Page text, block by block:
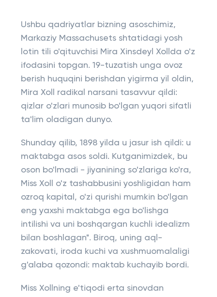
Ushbu qadriyatlar bizning asoschimiz,
Markaziy Massachusets shtatidagi yosh
lotin tili o'qituvchisi Mira Xinsdeyl Xollda o'z
ifodasini topgan. 19-tuzatish unga ovoz
berish huquqini berishdan yigirma yil oldin,
Mira Xoll radikal narsani tasavvur qildi:
qizlar o'zlari munosib bo'lgan yuqori sifatli
ta'lim oladigan dunyo.
Shunday qilib, 1898 yilda u jasur ish qildi: u
maktabga asos soldi. Kutganimizdek, bu
oson bo'lmadi - jiyanining so'zlariga ko'ra,
Miss Xoll o'z tashabbusini yoshligidan ham
ozroq kapital, o'zi qurishi mumkin bo'lgan
eng yaxshi maktabga ega bo'lishga
intilishi va uni boshqargan kuchli idealizm
bilan boshlagan". Biroq, uning aql-
zakovati, iroda kuchi va xushmuomalaligi
g'alaba qozondi: maktab kuchayib bordi.
Miss Xollning e'tiqodi erta sinovdan